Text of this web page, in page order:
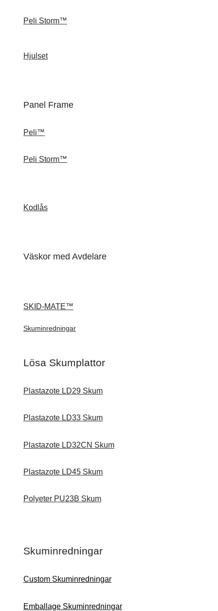
Peli Storm™
Hjulset
Panel Frame
Peli™
Peli Storm™
Kodlås
Väskor med Avdelare
SKID-MATE™
Skuminredningar
Lösa Skumplattor
Plastazote LD29 Skum
Plastazote LD33 Skum
Plastazote LD32CN Skum
Plastazote LD45 Skum
Polyeter PU23B Skum
Skuminredningar
Custom Skuminredningar
Emballage Skuminredningar